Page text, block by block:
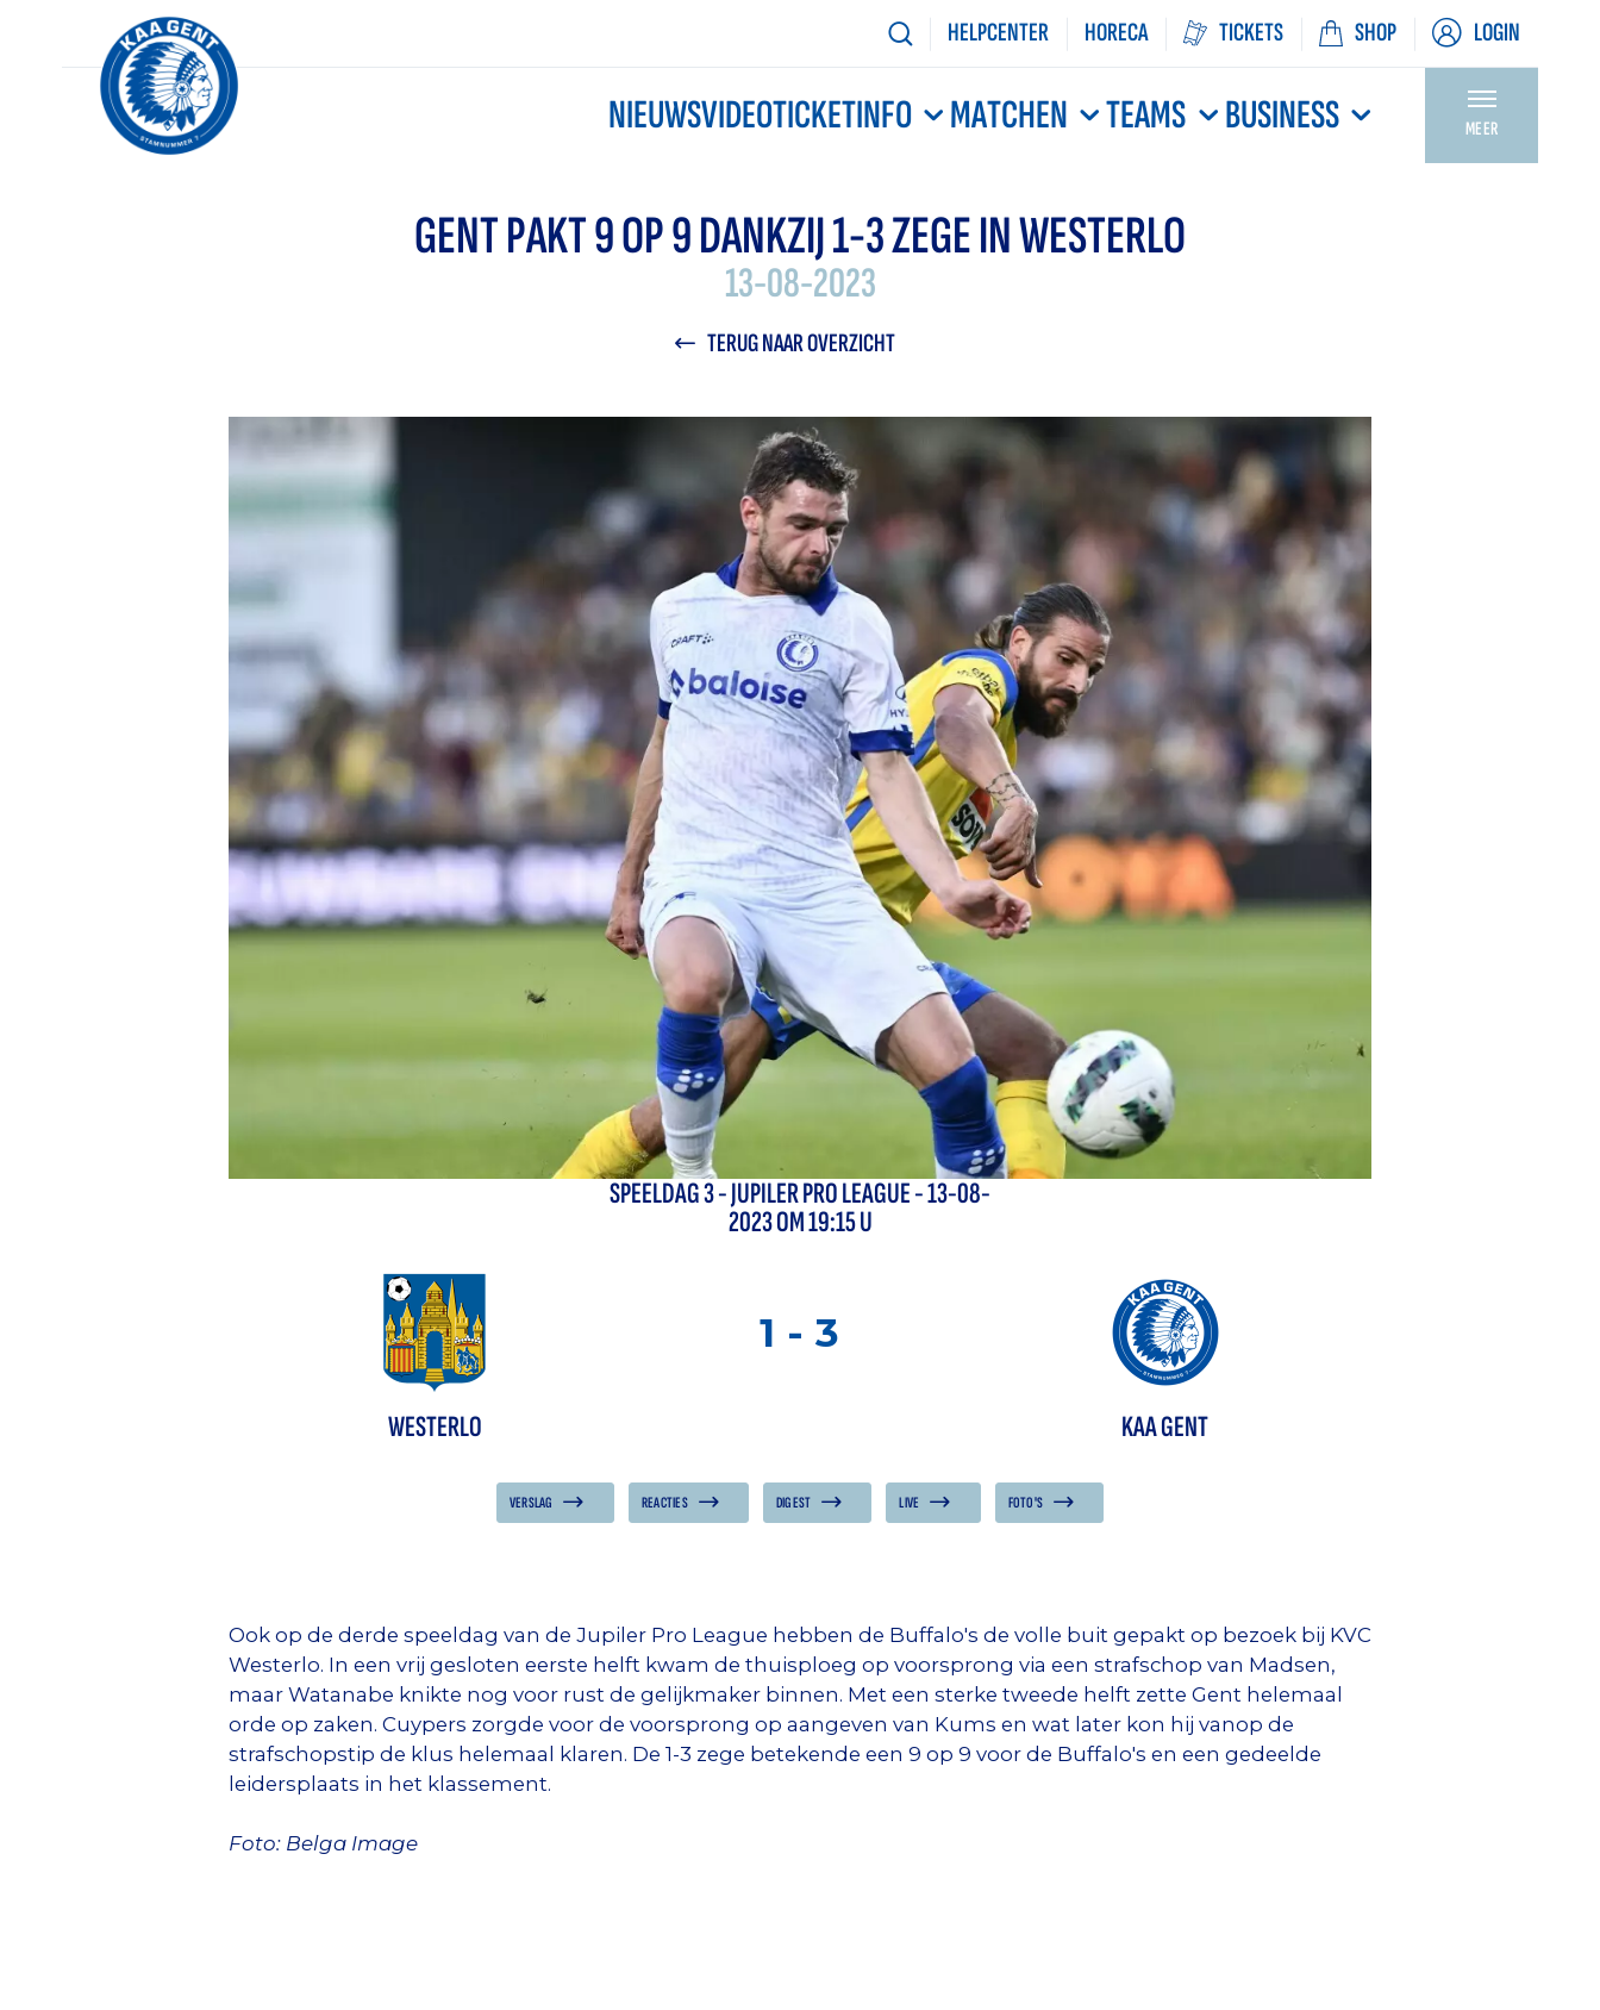
HELPCENTER HORECA TICKETS SHOP LOGIN
NIEUWSVIDEOTICKETINFO MATCHEN TEAMS BUSINESS MEER
GENT PAKT 9 OP 9 DANKZIJ 1-3 ZEGE IN WESTERLO
13-08-2023
TERUG NAAR OVERZICHT
SPEELDAG3-JUPILER PRO LEAGUE- 13-08-
2023 OM 19:15 U
1 - 3
WESTERLO KAA GENT
VERSLAG REACTIES DIGEST LIVE FOTO'S
Ook op de derde speeldag van de Jupiler Pro League hebben de Buffalo's de volle buit gepakt op bezoek bij KVC
Westerlo. In een vrij gesloten eerste helft kwam de thuisploeg op voorsprong via een strafschop van Madsen,
maar Watanabe knikte nog voor rust de gelijkmaker binnen. Met een sterke tweede helft zette Gent helemaal
orde op zaken. Cuypers zorgde voor de voorsprong op aangeven van Kums en wat later kon hij vanop de
strafschopstip de klus helemaal klaren. De 1-3 zege betekende een 9 op 9 voor de Buffalo's en een gedeelde
leidersplaats in het klassement.
Foto: Belga Image